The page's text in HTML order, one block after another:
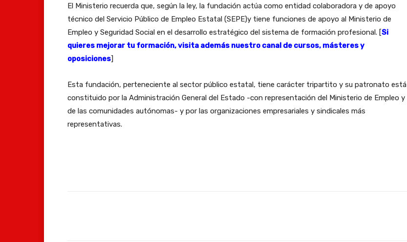
El Ministerio recuerda que, según la ley, la fundación actúa como entidad colaboradora y de apoyo
técnico del Servicio Público de Empleo Estatal (SEPE)y tiene funciones de apoyo al Ministerio de
Empleo y Seguridad Social en el desarrollo estratégico del sistema de formación profesional. [Si
quieres mejorar tu formación, visita además nuestro canal de cursos, másteres y
oposiciones]
Esta fundación, perteneciente al sector público estatal, tiene carácter tripartito y su patronato está
constituido por la Administración General del Estado -con representación del Ministerio de Empleo y
de las comunidades autónomas- y por las organizaciones empresariales y sindicales más
representativas.